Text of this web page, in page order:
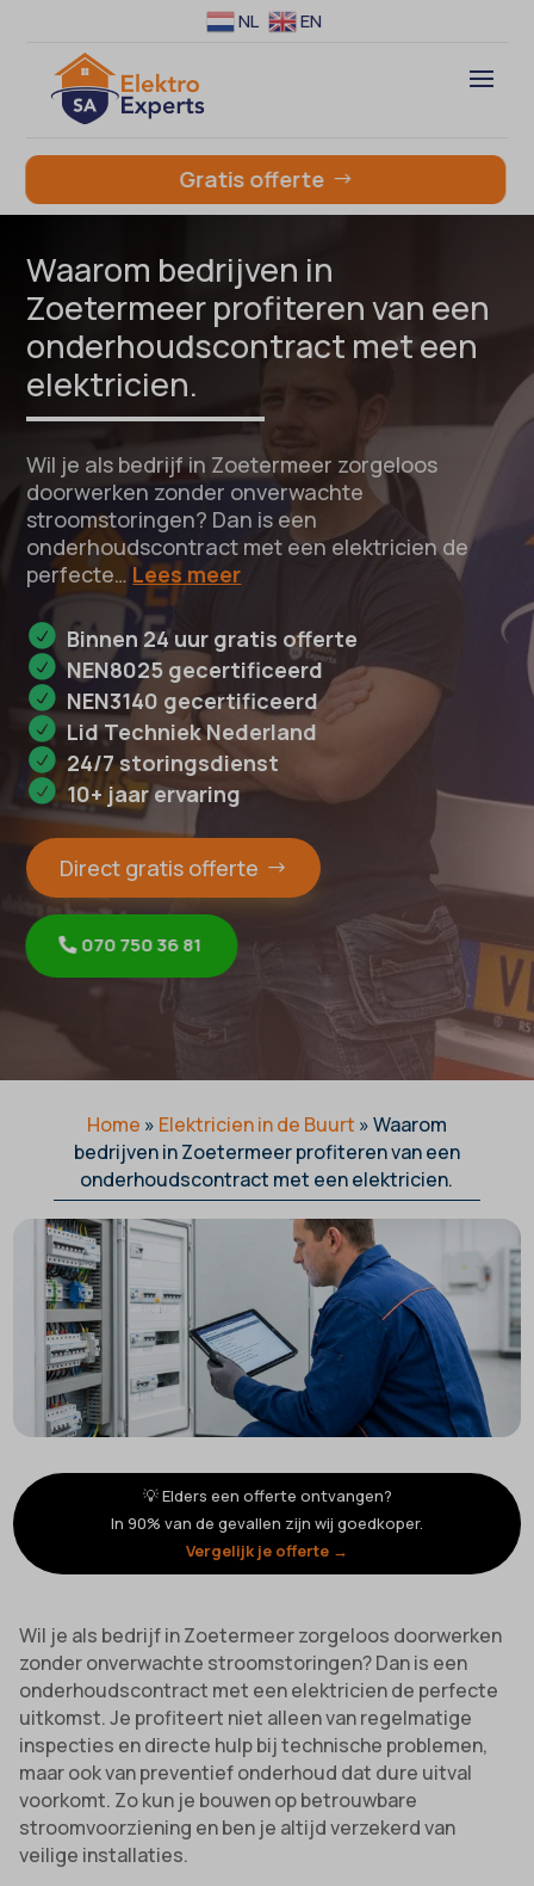
NL EN
Gratis offerte
Waarom bedrijven in
Zoetermeer profiteren van een
onderhoudscontract met een
elektricien.
Wil je als bedrijf in Zoetermeer zorgeloos
doorwerken zonder onverwachte
stroomstoringen? Dan is een
onderhoudscontract met een elektricien de
perfecte…Lees meer
Binnen 24 uur gratis offerte
NEN8025 gecertificeerd
NEN3140 gecertificeerd
Lid Techniek Nederland
24/7 storingsdienst
10+ jaar ervaring
Direct gratis offerte
070 750 36 81
Home » Elektricien in de Buurt »Waarom
bedrijven in Zoetermeer profiteren van een
onderhoudscontract met een elektricien.
💡 Elders een offerte ontvangen?
In 90% van de gevallen zijn wij goedkoper.
Vergelijk je offerte →
Wil je als bedrijf in Zoetermeer zorgeloos doorwerken
zonder onverwachte stroomstoringen? Dan is een
onderhoudscontract met een elektricien de perfecte
uitkomst. Je profiteert niet alleen van regelmatige
inspecties en directe hulp bij technische problemen,
maar ook van preventief onderhoud dat dure uitval
voorkomt. Zo kun je bouwen op betrouwbare
stroomvoorziening en ben je altijd verzekerd van
veilige installaties.